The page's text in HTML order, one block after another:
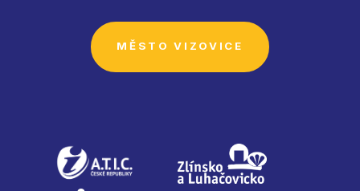
MĚSTO VIZOVICE